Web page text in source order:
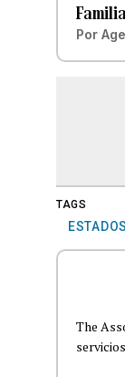
Por
TAGS
The